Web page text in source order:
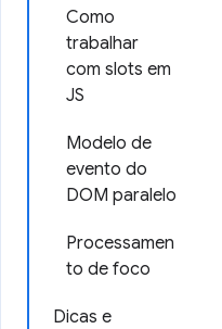
Como
trabalhar
com slots em
JS
Modelo de
evento do
DOM paralelo
Processamen
to de foco
Dicas e